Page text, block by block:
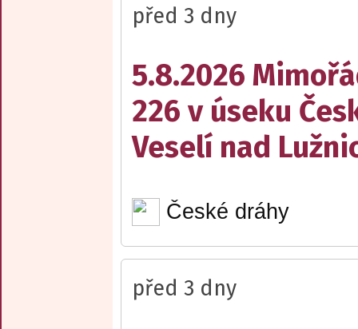
před 3 dny
5.8.2026
226 v úseku
Veselí nad
České dráhy
před 3 dny